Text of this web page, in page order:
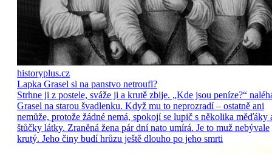
historyplus.cz
Lapka Grasel si na panstvo netroufl?
Strhne ji z postele, sváže ji a krutě zbije. „Kde jsou peníze?“
Grasel na starou švadlenku. Když mu to neprozradí – ostatně ani
nemůže, protože žádné nemá, spokojí se lupič s několika měďáky
štůčky látky. Zraněná žena pár dní nato umírá. Je to muž nebývale
krutý. Jeho činy budí hrůzu ještě dlouho po jeho smrti